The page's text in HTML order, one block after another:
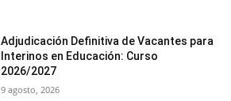
Adjudicación Definitiva de Vacantes para
Interinos en Educación: Curso
2026/2027
9 agosto, 2026